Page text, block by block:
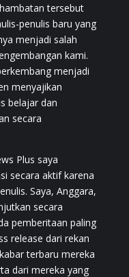
tersebut
penulis baru yang
menjadi salah
kami.
menjadi
menyajikan
belajar dan
secara
Plus saya
secara aktif karena
Saya, Anggara,
secara
pemberitaan paling
release dari rekan
terbaru mereka
dari mereka yang